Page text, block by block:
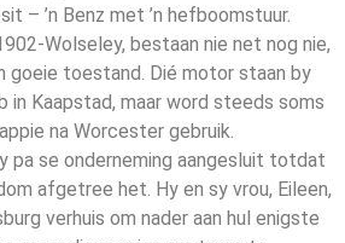
– ’n Benz met ’n hefboomstuur.
Wolseley, bestaan nie net nog nie,
goeie toestand. Dié motor staan by
in Kaapstad, maar word steeds soms
na Worcester gebruik.
pa se onderneming aangesluit totdat
afgetree het. Hy en sy vrou, Eileen,
verhuis om nader aan hul enigste